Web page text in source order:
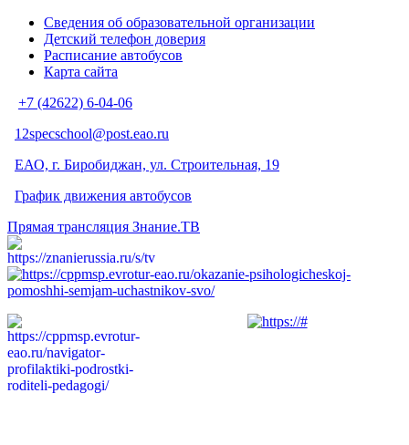
Сведения об образовательной организации
Детский телефон доверия
Расписание автобусов
Карта сайта
+7 (42622) 6-04-06
12specschool@post.eao.ru
ЕАО, г. Биробиджан, ул. Строительная, 19
График движения автобусов
Прямая трансляция Знание.ТВ